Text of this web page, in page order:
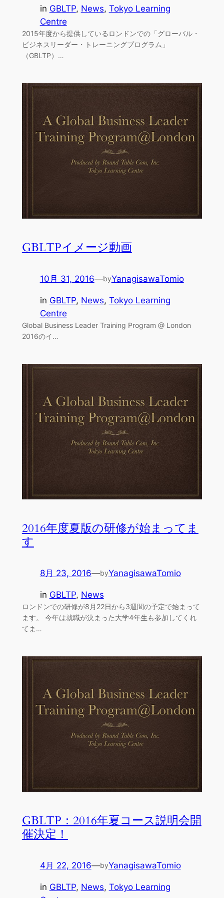
in GBLTP, News, Tokyo Learning
Centre
2015年度から提供しているロンドンでの「グローバル・
ビジネスリーダー・トレーニングプログラム」
（GBLTP）…
GBLTPイメージ動画
10月 31, 2016—byYanagisawaTomio
in GBLTP, News, Tokyo Learning
Centre
Global Business Leader Training Program @ London
2016のイ…
2016年度夏版の研修が始まってま
す
8月 23, 2016—byYanagisawaTomio
in GBLTP, News
ロンドンでの研修が8月22日から3週間の予定で始まって
ます。 今年は就職が決まった大学4年生も参加してくれ
てま…
GBLTP：2016年夏コース説明会開
催決定！
4月 22, 2016—byYanagisawaTomio
in GBLTP, News, Tokyo Learning